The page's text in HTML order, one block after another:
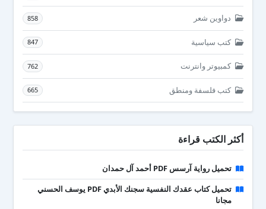
دواوين شعر 858
كتب سياسية 847
كمبيوتر وانترنت 762
كتب فلسفة ومنطق 665
أكثر الكتب قراءة
تحميل رواية آرسس PDF أحمد آل حمدان
تحميل كتاب عقدك النفسية سجنك الأبدي PDF يوسف الحسني
مجانا